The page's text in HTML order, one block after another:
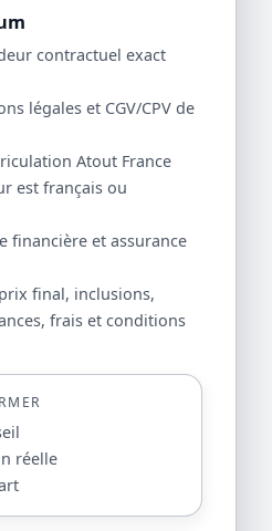
contractuel exact
légales et CGV/CPV de
Atout France
est français ou
financière et assurance
final, inclusions,
frais et conditions
réelle